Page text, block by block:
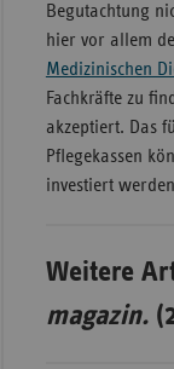
Begutachtung
hier vor allem
Medizinischen
Fachkräfte zu
akzeptiert. Das
Pflegekassen
investiert
Weitere
magazin.